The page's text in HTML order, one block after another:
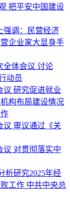
把平安中国建设
强调：民营经济
企业家大显身手
全体会议 讨论
动员
议 研究促进就业
构布局建设情况
议 审议通过《关
议 对贯彻落实中
析研究2025年经
工作 中共中央总